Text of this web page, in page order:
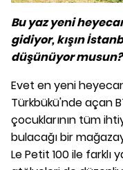
Bu yaz yeni
gidiyor, kışın
düşünüyor musun?
Evet en yeni
Türkbükü'nde açan
çocuklarının tüm
bulacağı bir
Le Petit 100 ile farklı